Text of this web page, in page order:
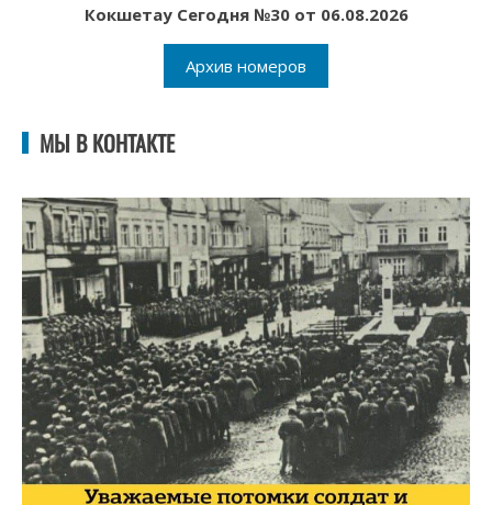
Кокшетау Сегодня №30 от 06.08.2026
Архив номеров
МЫ В КОНТАКТЕ